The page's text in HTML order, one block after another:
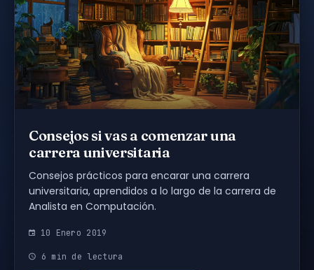
Consejos si vas a comenzar una
carrera universitaria
Consejos prácticos para encarar una carrera
universitaria, aprendidos a lo largo de la carrera de
Analista en Computación.
10 Enero 2019
6 min de lectura